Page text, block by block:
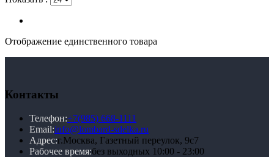
Отображение единственного товара
Контакты
Телефон:+7(985) 668-1111
Email:info@lombard-sdelka.ru
Адрес:г.Москва, Газетный переулок, 9с7
Рабочее время:без выходных 10:00 - 23:00